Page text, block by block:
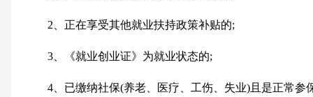
2、正在享受其他就业扶持政策补贴的;
3、《就业创业证》为就业状态的;
4、已缴纳社保(养老、医疗、工伤、失业)且是正常参